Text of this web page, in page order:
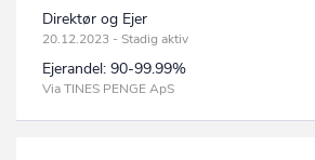
Direktør og Ejer
20.12.2023 - Stadig aktiv
Ejerandel: 90-99.99%
Via TINES PENGE ApS